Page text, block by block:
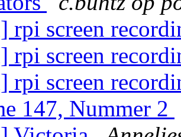
rpi screen
rpi screen
rpi screen
147, Nummer 2